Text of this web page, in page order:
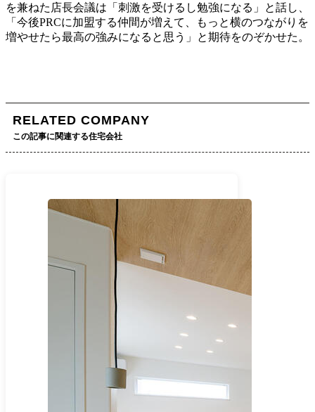
を兼ねた店長会議は「刺激を受けるし勉強になる」と話し、
「今後PRCに加盟する仲間が増えて、もっと横のつながりを
増やせたら最高の強みになると思う」と期待をのぞかせた。
RELATED COMPANY
この記事に関連する住宅会社